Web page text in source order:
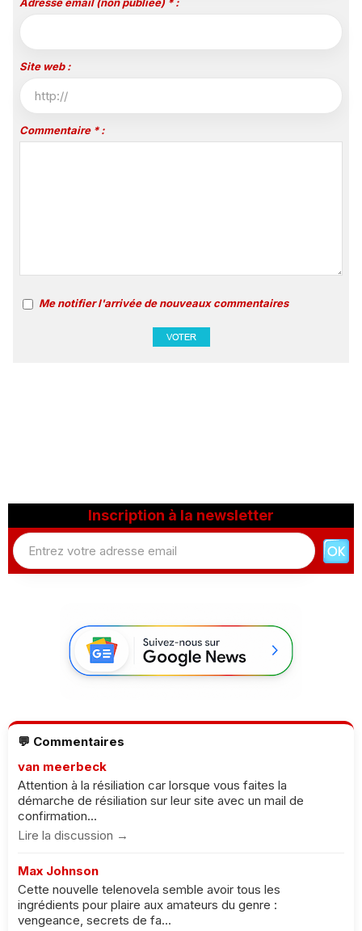
Site web :
Commentaire * :
Me notifier l'arrivée de nouveaux commentaires
Inscription à la newsletter
💬 Commentaires
van meerbeck
Attention à la résiliation car lorsque vous faites la
démarche de résiliation sur leur site avec un mail de
confirmation...
Lire la discussion →
Max Johnson
Cette nouvelle telenovela semble avoir tous les
ingrédients pour plaire aux amateurs du genre :
vengeance, secrets de fa...